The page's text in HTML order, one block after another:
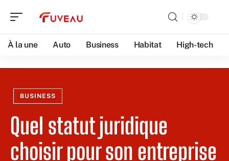
À la une Auto Business Habitat High-tech
BUSINESS
Quel statut juridique
choisir pour son entreprise